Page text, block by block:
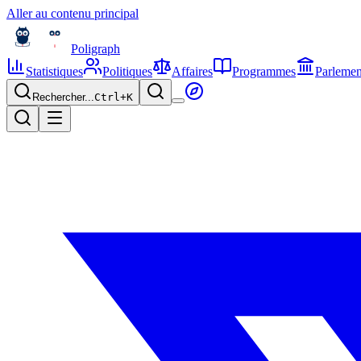
Aller au contenu principal
Poligraph
Statistiques
Politiques Affaires Programmes
Rechercher...Ctrl+K